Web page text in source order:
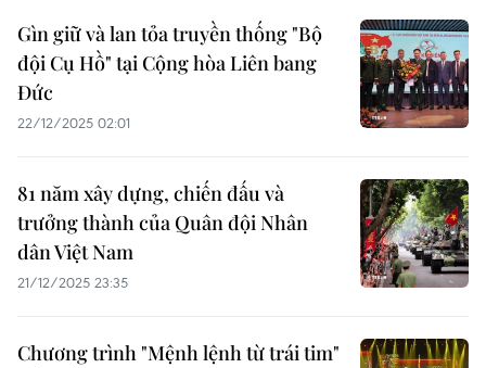
Gìn giữ và lan tỏa truyền thống "Bộ
đội Cụ Hồ" tại Cộng hòa Liên bang
Đức
22/12/2025 02:01
81 năm xây dựng, chiến đấu và
trưởng thành của Quân đội Nhân
dân Việt Nam
21/12/2025 23:35
Chương trình "Mệnh lệnh từ trái tim"